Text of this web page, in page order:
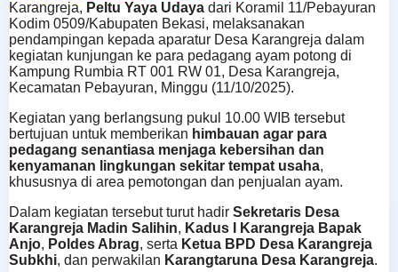
Karangreja, Peltu Yaya Udaya dari Koramil 11/Pebayuran
Kodim 0509/Kabupaten Bekasi, melaksanakan
pendampingan kepada aparatur Desa Karangreja dalam
kegiatan kunjungan ke para pedagang ayam potong di
Kampung Rumbia RT 001 RW 01, Desa Karangreja,
Kecamatan Pebayuran, Minggu (11/10/2025).
Kegiatan yang berlangsung pukul 10.00 WIB tersebut
bertujuan untuk memberikan himbauan agar para
pedagang senantiasa menjaga kebersihan dan
kenyamanan lingkungan sekitar tempat usaha,
khususnya di area pemotongan dan penjualan ayam.
Dalam kegiatan tersebut turut hadir Sekretaris Desa
Karangreja Madin Salihin, Kadus I Karangreja Bapak
Anjo, Poldes Abrag, serta Ketua BPD Desa Karangreja
Subkhi, dan perwakilan Karangtaruna Desa Karangreja.